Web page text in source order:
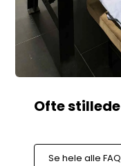
Se hele alle FAQ